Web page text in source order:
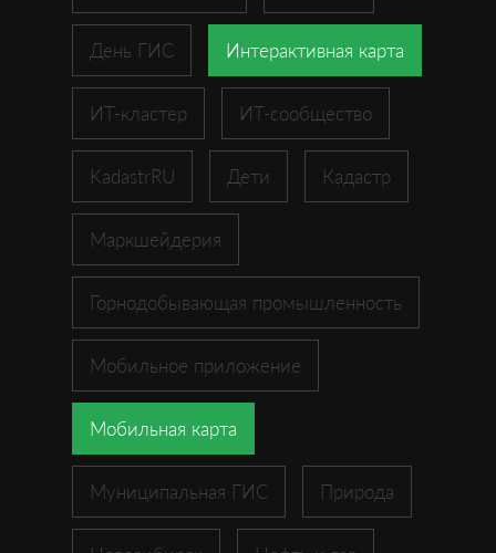
День ГИС Интерактивная карта
ИТ-кластер ИТ-сообщество
KadastrRU Дети Кадастр
Маркшейдерия
Горнодобывающая промышленность
Мобильное приложение
Мобильная карта
Муниципальная ГИС Природа